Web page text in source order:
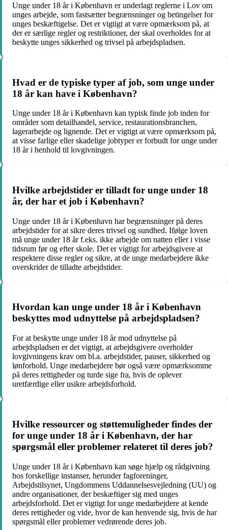
Unge under 18 år i København er underlagt reglerne i Lov om
unges arbejde, som fastsætter begrænsninger og betingelser for
unges beskæftigelse. Det er vigtigt at være opmærksom på, at
der er særlige regler og restriktioner, der skal overholdes for at
beskytte unges sikkerhed og trivsel på arbejdspladsen.
Hvad er de typiske typer af job, som unge under
18 år kan have i København?
Unge under 18 år i København kan typisk finde job inden for
områder som detailhandel, service, restaurationsbranchen,
lagerarbejde og lignende. Det er vigtigt at være opmærksom på,
at visse farlige eller skadelige jobtyper er forbudt for unge under
18 år i henhold til lovgivningen.
Hvilke arbejdstider er tilladt for unge under 18
år, der har et job i København?
Unge under 18 år i København har begrænsninger på deres
arbejdstider for at sikre deres trivsel og sundhed. Ifølge loven
må unge under 18 år f.eks. ikke arbejde om natten eller i visse
tidsrum før og efter skole. Det er vigtigt for arbejdsgivere at
respektere disse regler og sikre, at de unge medarbejdere ikke
overskrider de tilladte arbejdstider.
Hvordan kan unge under 18 år i København
beskyttes mod udnyttelse på arbejdspladsen?
For at beskytte unge under 18 år mod udnyttelse på
arbejdspladsen er det vigtigt, at arbejdsgivere overholder
lovgivningens krav om bl.a. arbejdstider, pauser, sikkerhed og
lønforhold. Unge medarbejdere bør også være opmærksomme
på deres rettigheder og turde sige fra, hvis de oplever
uretfærdige eller usikre arbejdsforhold.
Hvilke ressourcer og støttemuligheder findes der
for unge under 18 år i København, der har
spørgsmål eller problemer relateret til deres job?
Unge under 18 år i København kan søge hjælp og rådgivning
hos forskellige instanser, herunder fagforeninger,
Arbejdstilsynet, Ungdommens Uddannelsesvejledning (UU) og
andre organisationer, der beskæftiger sig med unges
arbejdsforhold. Det er vigtigt for unge medarbejdere at kende
deres rettigheder og vide, hvor de kan henvende sig, hvis de har
spørgsmål eller problemer vedrørende deres job.